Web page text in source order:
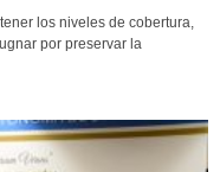
los niveles de cobertura,
por preservar la